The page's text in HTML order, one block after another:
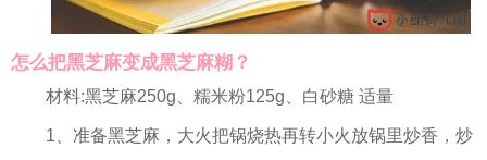
怎么把黑芝麻变成黑芝麻糊？
材料:黑芝麻250g、糯米粉125g、白砂糖 适量
1、准备黑芝麻，大火把锅烧热再转小火放锅里炒香，炒